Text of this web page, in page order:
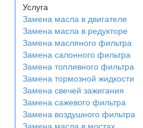
Услуга
Замена масла в двигателе
Замена масла в редукторе
Замена масляного фильтра
Замена салонного фильтра
Замена топливного фильтра
Замена тормозной жидкости
Замена свечей зажигания
Замена сажевого фильтра
Замена воздушного фильтра